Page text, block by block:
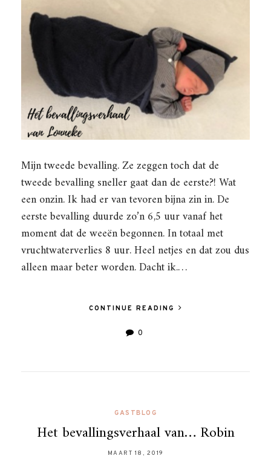
Mijn tweede bevalling. Ze zeggen toch dat de
tweede bevalling sneller gaat dan de eerste?! Wat
een onzin. Ik had er van tevoren bijna zin in. De
eerste bevalling duurde zo’n 6,5 uur vanaf het
moment dat de weeën begonnen. In totaal met
vruchtwaterverlies 8 uur. Heel netjes en dat zou dus
alleen maar beter worden. Dacht ik.…
CONTINUE READING
0
GASTBLOG
Het bevallingsverhaal van… Robin
MAART 18, 2019